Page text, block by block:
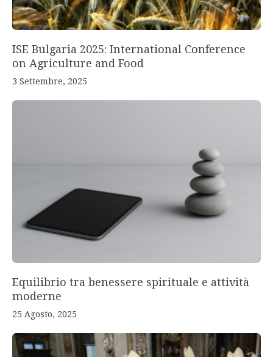
ISE Bulgaria 2025: International Conference
on Agriculture and Food
3 Settembre, 2025
Equilibrio tra benessere spirituale e attività
moderne
25 Agosto, 2025